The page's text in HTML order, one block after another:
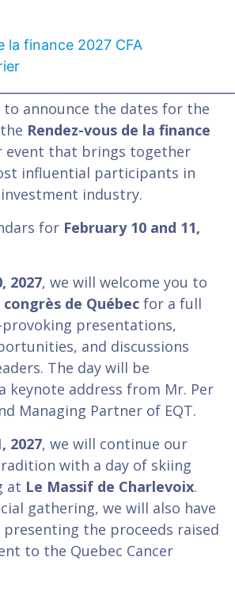
la finance 2027 CFA
to announce the dates for the
Rendez-vous de la finance
event that brings together
influential participants in
industry.
for February 10 and 11,
2027, we will welcome you to
de Québecfor a full
presentations,
and discussions
The day will be
keynote address from Mr. Per
Managing Partner of EQT.
2027, we will continue our
with a day of skiing
at Le Massif de Charlevoix.
gathering, we will also have
the proceeds raised
to the Quebec Cancer